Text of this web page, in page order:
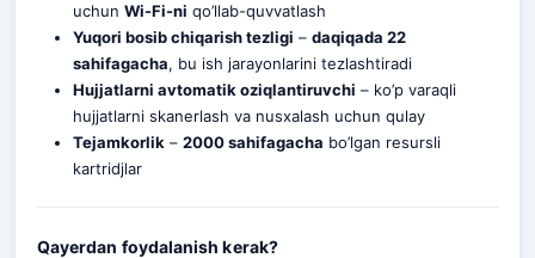
uchun Wi-Fi-ni qo’llab-quvvatlash
Yuqori bosib chiqarish tezligi – daqiqada 22
sahifagacha, bu ish jarayonlarini tezlashtiradi
Hujjatlarni avtomatik oziqlantiruvchi – ko’p varaqli
hujjatlarni skanerlash va nusxalash uchun qulay
Tejamkorlik – 2000 sahifagacha bo’lgan resursli
kartridjlar
Qayerdan foydalanish kerak?